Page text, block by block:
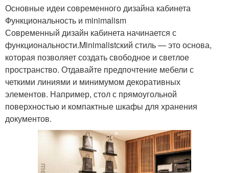
Основные идеи современного дизайна кабинета
Функциональность и minimalism
Современный дизайн кабинета начинается с
функциональности.Minimalistский стиль — это основа,
которая позволяет создать свободное и светлое
пространство. Отдавайте предпочтение мебели с
четкими линиями и минимумом декоративных
элементов. Например, стол с прямоугольной
поверхностью и компактные шкафы для хранения
документов.